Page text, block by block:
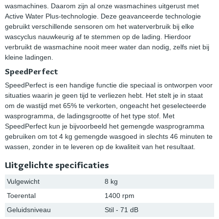
wasmachines. Daarom zijn al onze wasmachines uitgerust met
Active Water Plus-technologie. Deze geavanceerde technologie
gebruikt verschillende sensoren om het waterverbruik bij elke
wascyclus nauwkeurig af te stemmen op de lading. Hierdoor
verbruikt de wasmachine nooit meer water dan nodig, zelfs niet bij
kleine ladingen.
SpeedPerfect
SpeedPerfect is een handige functie die speciaal is ontworpen voor
situaties waarin je geen tijd te verliezen hebt. Het stelt je in staat
om de wastijd met 65% te verkorten, ongeacht het geselecteerde
wasprogramma, de ladingsgrootte of het type stof. Met
SpeedPerfect kun je bijvoorbeeld het gemengde wasprogramma
gebruiken om tot 4 kg gemengde wasgoed in slechts 46 minuten te
wassen, zonder in te leveren op de kwaliteit van het resultaat.
Uitgelichte specificaties
Vulgewicht
8 kg
Toerental
1400 rpm
Geluidsniveau
Stil - 71 dB